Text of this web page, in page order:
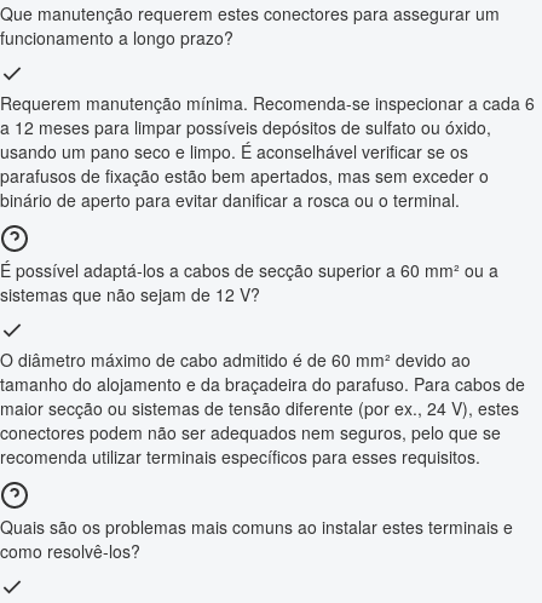
Que manutenção requerem estes conectores para assegurar um
funcionamento a longo prazo?
Requerem manutenção mínima. Recomenda-se inspecionar a cada 6
a 12 meses para limpar possíveis depósitos de sulfato ou óxido,
usando um pano seco e limpo. É aconselhável verificar se os
parafusos de fixação estão bem apertados, mas sem exceder o
binário de aperto para evitar danificar a rosca ou o terminal.
É possível adaptá-los a cabos de secção superior a 60 mm² ou a
sistemas que não sejam de 12 V?
O diâmetro máximo de cabo admitido é de 60 mm² devido ao
tamanho do alojamento e da braçadeira do parafuso. Para cabos de
maior secção ou sistemas de tensão diferente (por ex., 24 V), estes
conectores podem não ser adequados nem seguros, pelo que se
recomenda utilizar terminais específicos para esses requisitos.
Quais são os problemas mais comuns ao instalar estes terminais e
como resolvê-los?